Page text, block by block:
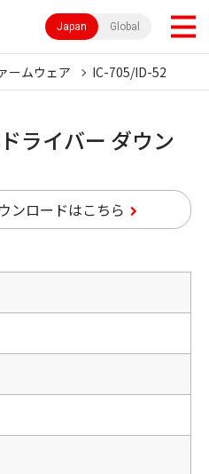
Japan Global
ームウェア IC-705/ID-52
ライバー ダウン
ンロードはこちら